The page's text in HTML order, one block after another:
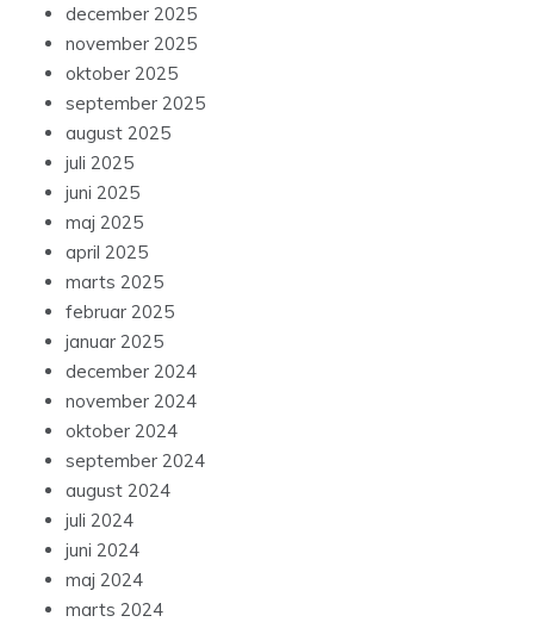
december 2025
november 2025
oktober 2025
september 2025
august 2025
juli 2025
juni 2025
maj 2025
april 2025
marts 2025
februar 2025
januar 2025
december 2024
november 2024
oktober 2024
september 2024
august 2024
juli 2024
juni 2024
maj 2024
marts 2024